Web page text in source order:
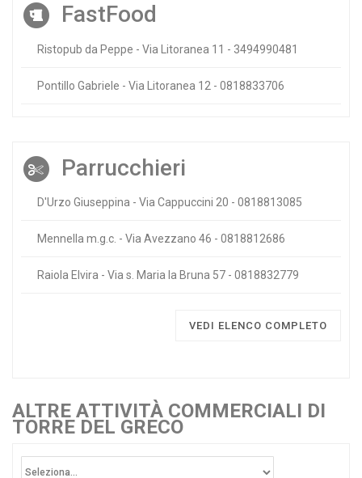
FastFood
Ristopub da Peppe - Via Litoranea 11 - 3494990481
Pontillo Gabriele - Via Litoranea 12 - 0818833706
Parrucchieri
D'Urzo Giuseppina - Via Cappuccini 20 - 0818813085
Mennella m.g.c. - Via Avezzano 46 - 0818812686
Raiola Elvira - Via s. Maria la Bruna 57 - 0818832779
VEDI ELENCO COMPLETO
ALTRE ATTIVITÀ COMMERCIALI DI
TORRE DEL GRECO